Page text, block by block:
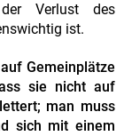
der Verlust des
ist.
Gemeinplätze
sie nicht auf
man muss
sich mit einem